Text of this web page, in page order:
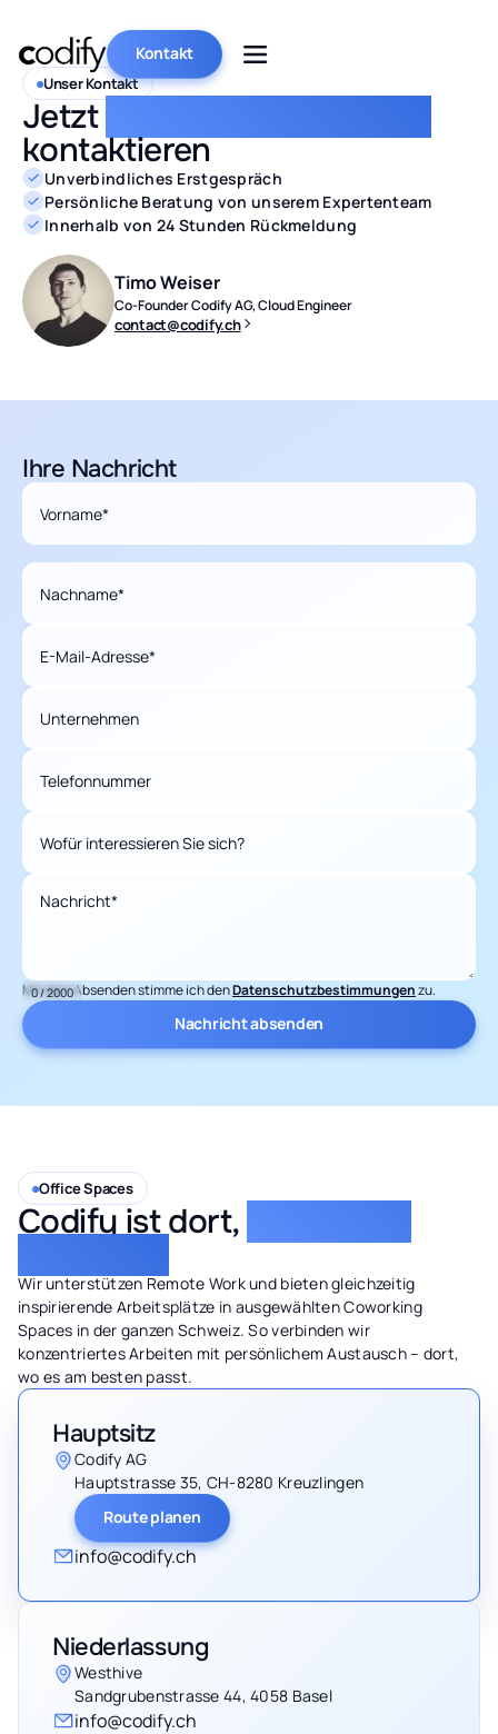
Kontakt
Unser Kontakt
Jetzt
kontaktieren
Unverbindliches Erstgespräch
Persönliche Beratung von unserem Expertenteam
Innerhalb von 24 Stunden Rückmeldung
Timo Weiser
Co-Founder Codify AG, Cloud Engineer
contact@codify.ch
Ihre Nachricht
Vorname*
Nachname*
E-Mail-Adresse*
Unternehmen
Telefonnummer
Wofür interessieren Sie sich?
Nachricht*
0 / 2000
Mit dem Absenden stimme ich denDatenschutzbestimmungenzu.
Office Spaces
Codify ist dort,
Wir unterstützen Remote Work und bieten gleichzeitig
inspirierende Arbeitsplätze in ausgewählten Coworking
Spaces in der ganzen Schweiz. So verbinden wir
konzentriertes Arbeiten mit persönlichem Austausch – dort,
wo es am besten passt.
Hauptsitz
Codify AG
Hauptstrasse 35, CH-8280 Kreuzlingen
Route planen
info@codify.ch
Niederlassung
Westhive
Sandgrubenstrasse 44, 4058 Basel
info@codify.ch